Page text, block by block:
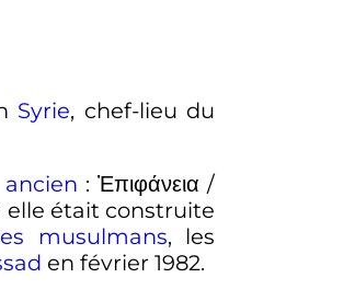
Syrie, chef-lieu du
:Ἐπιφάνεια /
elle était construite
musulmans, les
en février 1982.